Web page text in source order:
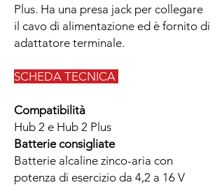
Plus. Ha una presa jack per collegare
il cavo di alimentazione ed è fornito di
adattatore terminale.
SCHEDA TECNICA
Compatibilità
Hub 2 e Hub 2 Plus
Batterie consigliate
Batterie alcaline zinco-aria con
potenza di esercizio da 4,2 a 16 V